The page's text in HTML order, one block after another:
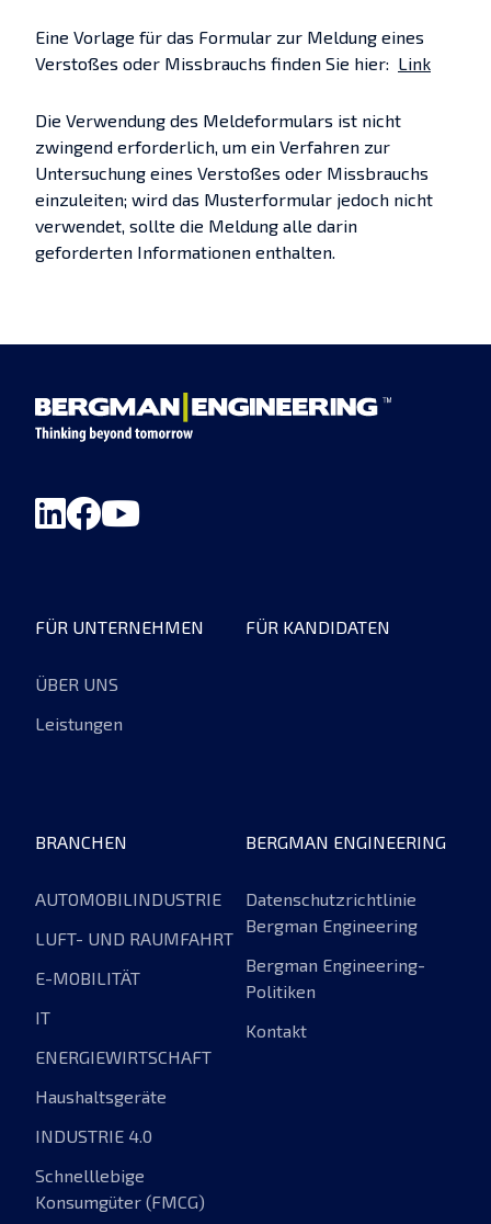
Eine Vorlage für das Formular zur Meldung eines
Verstoßes oder Missbrauchs finden Sie hier: Link
Die Verwendung des Meldeformulars ist nicht
zwingend erforderlich, um ein Verfahren zur
Untersuchung eines Verstoßes oder Missbrauchs
einzuleiten; wird das Musterformular jedoch nicht
verwendet, sollte die Meldung alle darin
geforderten Informationen enthalten.
FÜR UNTERNEHMEN
ÜBER UNS
Leistungen
FÜR KANDIDATEN
BRANCHEN
AUTOMOBILINDUSTRIE
LUFT- UND RAUMFAHRT
E-MOBILITÄT
IT
ENERGIEWIRTSCHAFT
Haushaltsgeräte
INDUSTRIE 4.0
Schnelllebige
Konsumgüter (FMCG)
BERGMAN ENGINEERING
Datenschutzrichtlinie
Bergman Engineering
Bergman Engineering-
Politiken
Kontakt